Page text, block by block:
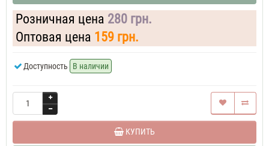
Розничная цена 280 грн.
Оптовая цена 159 грн.
Доступность В наличии
КУПИТЬ